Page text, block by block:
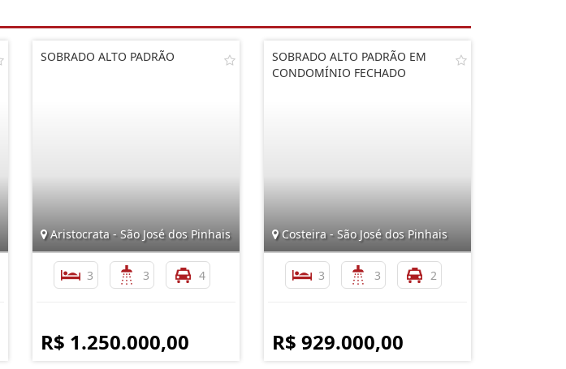
SOBRADO ALTO PADRÃO
Aristocrata - São José dos Pinhais
3 3 4
R$ 1.250.000,00
SOBRADO ALTO PADRÃO EM
CONDOMÍNIO FECHADO
Costeira - São José dos Pinhais
3 3 2
R$ 929.000,00